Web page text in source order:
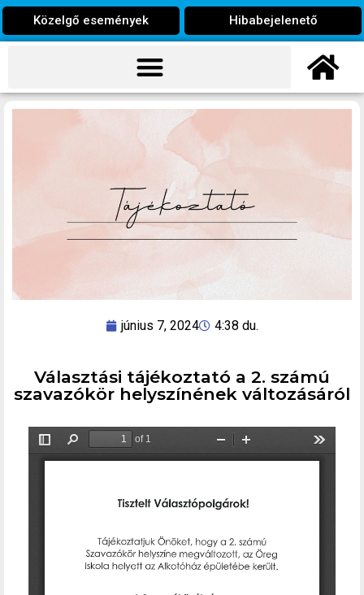
Közelgő események Hibabejelenető
június 7, 2024 4:38 du.
Választási tájékoztató a 2. számú
szavazókör helyszínének változásáról